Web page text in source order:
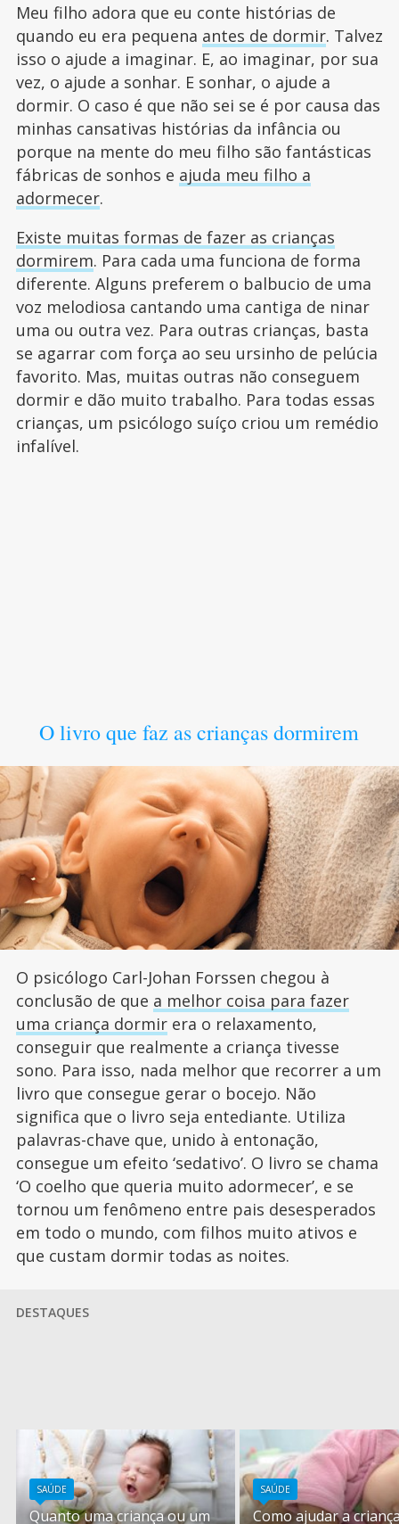
Meu filho adora que eu conte histórias de
quando eu era pequena antes de dormir. Talvez
isso o ajude a imaginar. E, ao imaginar, por sua
vez, o ajude a sonhar. E sonhar, o ajude a
dormir. O caso é que não sei se é por causa das
minhas cansativas histórias da infância ou
porque na mente do meu filho são fantásticas
fábricas de sonhos e ajuda meu filho a
adormecer.
Existe muitas formas de fazer as crianças
dormirem. Para cada uma funciona de forma
diferente. Alguns preferem o balbucio de uma
voz melodiosa cantando uma cantiga de ninar
uma ou outra vez. Para outras crianças, basta
se agarrar com força ao seu ursinho de pelúcia
favorito. Mas, muitas outras não conseguem
dormir e dão muito trabalho. Para todas essas
crianças, um psicólogo suíço criou um remédio
infalível.
O livro que faz as crianças dormirem
O psicólogo Carl-Johan Forssen chegou à
conclusão de que a melhor coisa para fazer
uma criança dormirera o relaxamento,
conseguir que realmente a criança tivesse
sono. Para isso, nada melhor que recorrer a um
livro que consegue gerar o bocejo. Não
significa que o livro seja entediante. Utiliza
palavras-chave que, unido à entonação,
consegue um efeito ‘sedativo’. O livro se chama
‘O coelho que queria muito adormecer’, e se
tornou um fenômeno entre pais desesperados
em todo o mundo, com filhos muito ativos e
que custam dormir todas as noites.
DESTAQUES
SAÚDE
Quanto uma criança ou um
SAÚDE
Como ajudar a